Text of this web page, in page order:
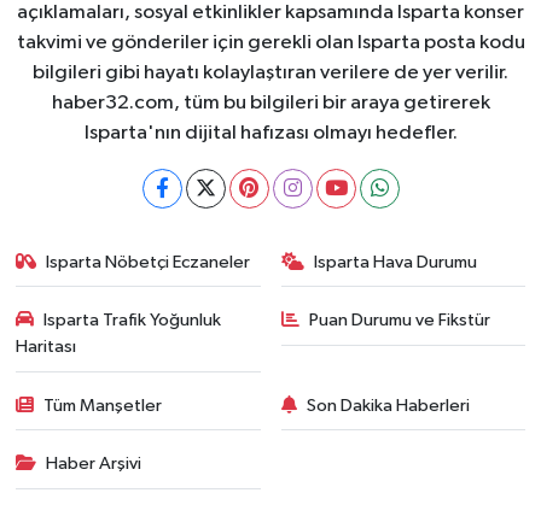
açıklamaları, sosyal etkinlikler kapsamında Isparta konser
takvimi ve gönderiler için gerekli olan Isparta posta kodu
bilgileri gibi hayatı kolaylaştıran verilere de yer verilir.
haber32.com, tüm bu bilgileri bir araya getirerek
Isparta'nın dijital hafızası olmayı hedefler.
Isparta Nöbetçi Eczaneler Isparta Hava Durumu
Isparta Trafik Yoğunluk
Haritası
Puan Durumu ve Fikstür
Tüm Manşetler Son Dakika Haberleri
Haber Arşivi